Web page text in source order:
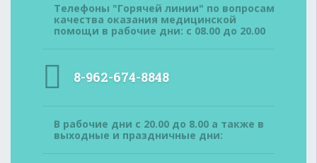
Телефоны "Горячей линии" по вопросам
качества оказания медицинской
помощи в рабочие дни: с 08.00 до 20.00
8-962-674-8848
В рабочие дни с 20.00 до 8.00 а также в
выходные и праздничные дни: